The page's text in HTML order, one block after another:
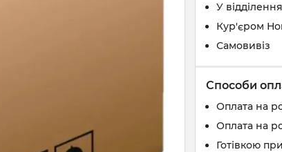
У
Кур'єром
Самовивіз
Способи
Оплата на
Оплата на
Готівкою